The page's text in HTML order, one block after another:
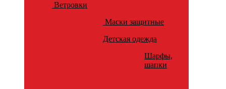
Ветровки
Маски защитные
Детская одежда
Шарфы,
шапки